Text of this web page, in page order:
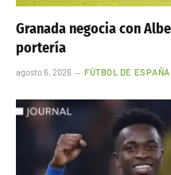
Granada negocia con
portería
agosto 6, 2026 FÚTBOL DE ESPAÑA